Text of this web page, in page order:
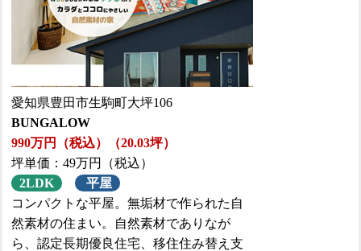
愛知県豊田市生駒町大坪106
BUNGALOW
990万円（税込）（20.03坪）
坪単価：49万円（税込）
2LDK
平屋
コンパクトな平屋。無垢材で作られた自
然素材の住まい。自然素材でありなが
ら、認定長期優良住宅、移住住み替え支